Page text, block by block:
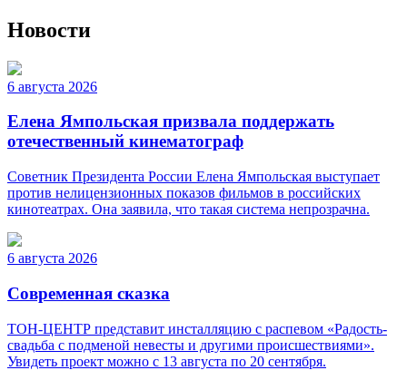
Новости
6 августа 2026
Елена Ямпольская призвала поддержать
отечественный кинематограф
Советник Президента России Елена Ямпольская выступает
против нелицензионных показов фильмов в российских
кинотеатрах. Она заявила, что такая система непрозрачна.
6 августа 2026
Современная сказка
ТОН-ЦЕНТР представит инсталляцию с распевом «Радость-
свадьба с подменой невесты и другими происшествиями».
Увидеть проект можно с 13 августа по 20 сентября.